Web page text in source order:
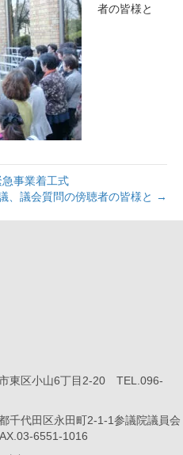
者の皆様と
事業着工式
、議会質問の傍聴者の皆様と →
東区小山6丁目2-20 TEL.096-
千代田区永田町2-1-1参議院議員会
6551-1016